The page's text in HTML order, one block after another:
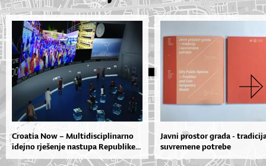
Croatia Now – Multidisciplinarno
idejno rješenje nastupa Republike...
Javni prostor grada -
suvremene potrebe